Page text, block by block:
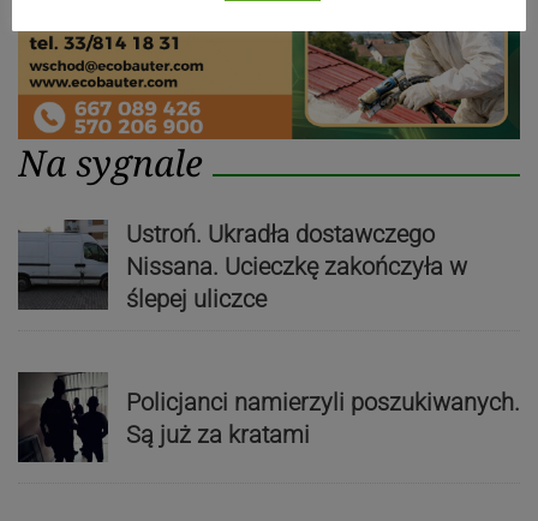
Na sygnale
Ustroń. Ukradła dostawczego
Nissana. Ucieczkę zakończyła w
ślepej uliczce
Policjanci namierzyli poszukiwanych.
Są już za kratami